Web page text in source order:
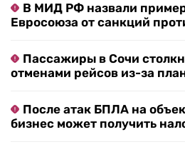
В МИД РФ назвали
Евросоюза от санкций
Пассажиры в Сочи
отменами рейсов из-за
После атак БПЛА на
бизнес может получить